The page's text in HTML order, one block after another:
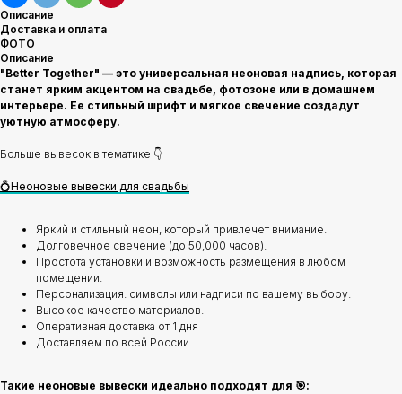
Описание
Доставка и оплата
ФОТО
Описание
"Better Together" — это универсальная неоновая надпись, которая
станет ярким акцентом на свадьбе, фотозоне или в домашнем
интерьере. Ее стильный шрифт и мягкое свечение создадут
уютную атмосферу.
Больше вывесок в тематике 👇
💍Неоновые вывески для свадьбы
Яркий и стильный неон, который привлечет внимание.
Долговечное свечение (до 50,000 часов).
Простота установки и возможность размещения в любом
помещении.
Персонализация: символы или надписи по вашему выбору.
Высокое качество материалов.
Оперативная доставка от 1 дня
Доставляем по всей России
Такие неоновые вывески идеально подходят для 🎯: